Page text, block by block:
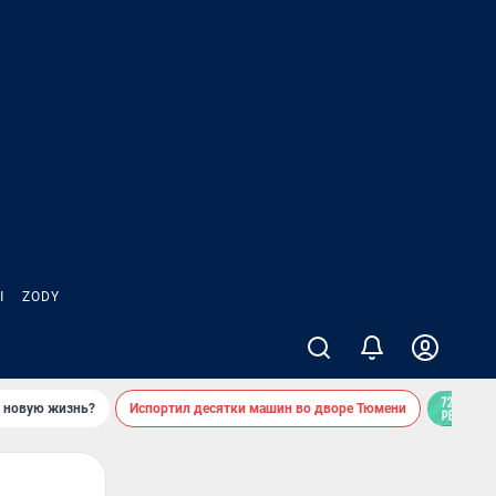
ZODY
новую жизнь? Испортил десятки машин во дворе Тюмени